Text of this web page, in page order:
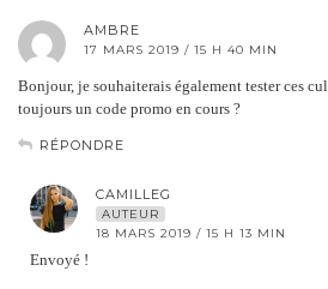
AMBRE
17 MARS 2019 / 15 H 40 MIN
Bonjour, je souhaiterais également tester ces
toujours un code promo en cours ?
RÉPONDRE
CAMILLEG
AUTEUR
18 MARS 2019 / 15 H 13 MIN
Envoyé !